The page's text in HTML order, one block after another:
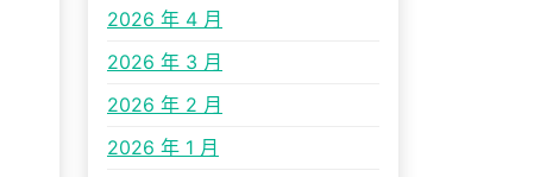
2026 年 4 月
2026 年 3 月
2026 年 2 月
2026 年 1 月